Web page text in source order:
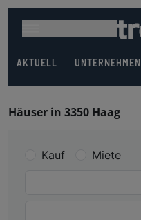
AKTUELL UNTERNEHMEN
Häuser in 3350 Haag
Kauf Miete